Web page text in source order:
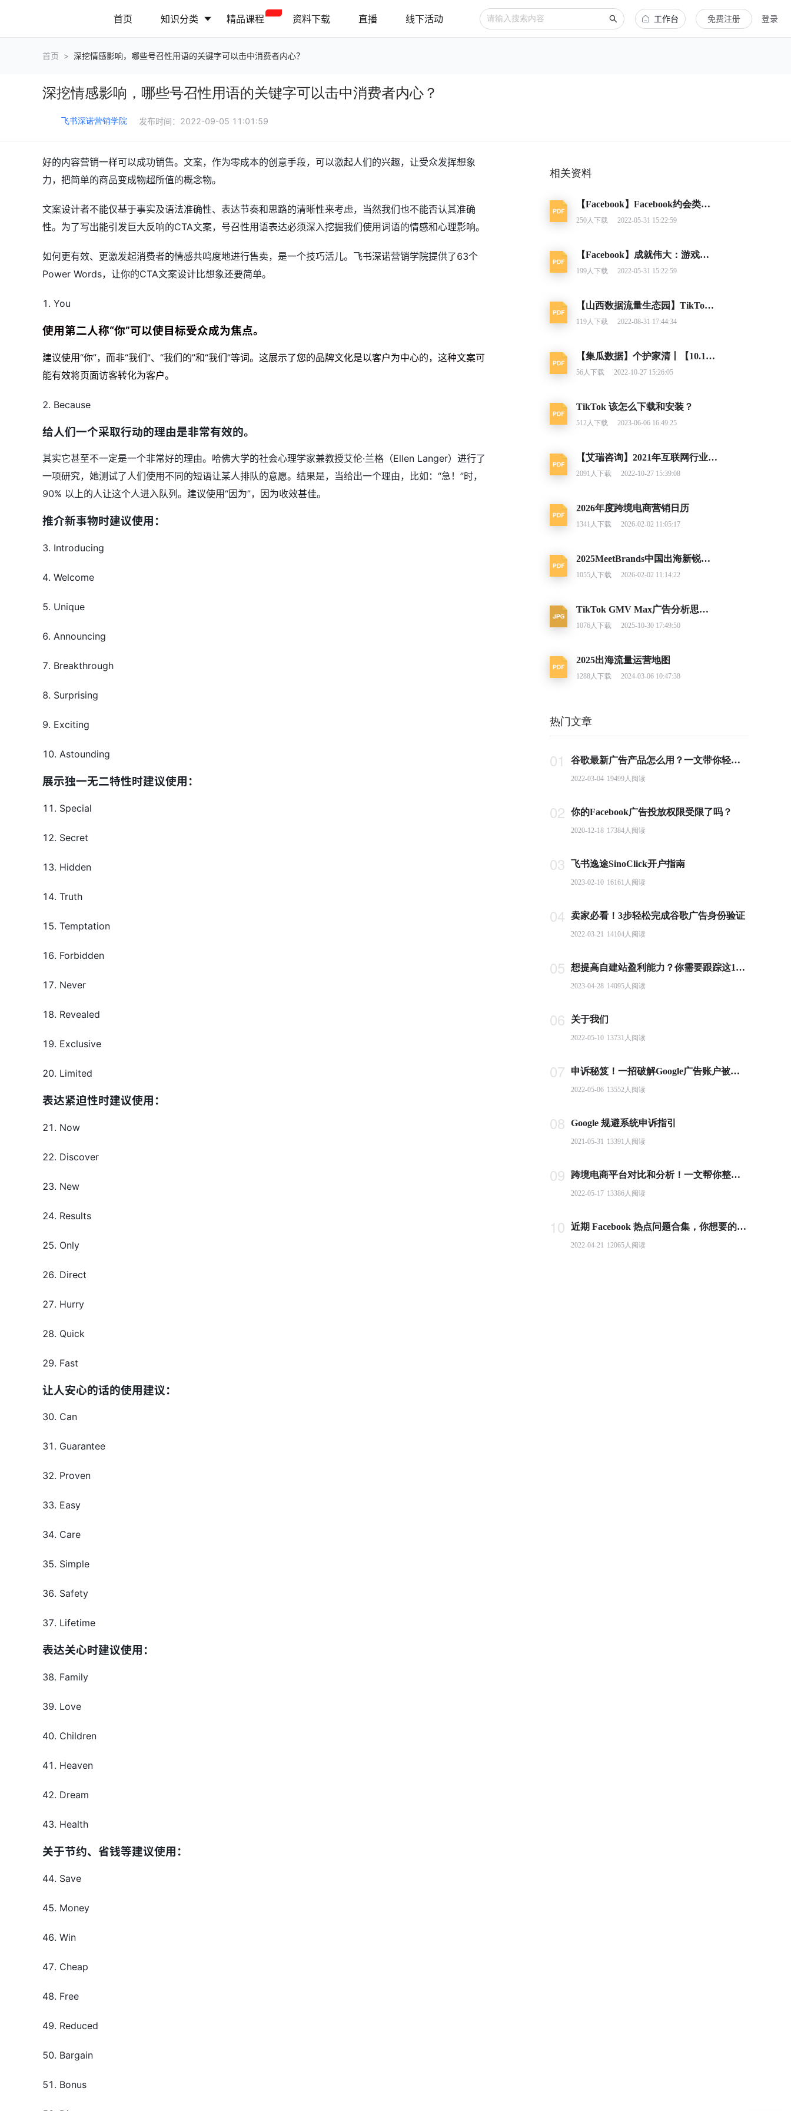
首页 知识分类
营销推广 网站运营
精品课程 资料下载 直播 线下活动 工作台 免费注册 登录
首页 > 深挖情感影响，哪些号召性用语的关键字可以击中消费者内心？
深挖情感影响，哪些号召性用语的关键字可以击中消费者内心？
飞书深诺营销学院 发布时间： 2022-09-05 11:01:59
好的内容营销一样可以成功销售。文案，作为零成本的创意手段，可以激起人们的兴趣，让受众发挥想象
力，把简单的商品变成物超所值的概念物。
文案设计者不能仅基于事实及语法准确性、表达节奏和思路的清晰性来考虑，当然我们也不能否认其准确
性。为了写出能引发巨大反响的CTA文案，号召性用语表达必须深入挖掘我们使用词语的情感和心理影响。
如何更有效、更激发起消费者的情感共鸣度地进行售卖，是一个技巧活儿。飞书深诺营销学院提供了63个
Power Words，让你的CTA文案设计比想象还要简单。
1. You
使用第二人称“你”可以使目标受众成为焦点。
建议使用“你”，而非“我们”、“我们的”和“我们”等词。这展示了您的品牌文化是以客户为中心的，这种文案可
能有效将页面访客转化为客户。
2. Because
给人们一个采取行动的理由是非常有效的。
其实它甚至不一定是一个非常好的理由。哈佛大学的社会心理学家兼教授艾伦·兰格（Ellen Langer）进行了
一项研究，她测试了人们使用不同的短语让某人排队的意愿。结果是，当给出一个理由，比如：“急！”时，
90% 以上的人让这个人进入队列。建议使用“因为”，因为收效甚佳。
推介新事物时建议使用：
3. Introducing
4. Welcome
5. Unique
6. Announcing
7. Breakthrough
8. Surprising
9. Exciting
10. Astounding
展示独一无二特性时建议使用：
11. Special
12. Secret
13. Hidden
14. Truth
15. Temptation
16. Forbidden
17. Never
18. Revealed
19. Exclusive
20. Limited
表达紧迫性时建议使用：
21. Now
22. Discover
23. New
24. Results
25. Only
26. Direct
27. Hurry
28. Quick
29. Fast
让人安心的话的使用建议：
30. Can
31. Guarantee
32. Proven
33. Easy
34. Care
35. Simple
36. Safety
37. Lifetime
表达关心时建议使用：
38. Family
39. Love
40. Children
41. Heaven
42. Dream
43. Health
关于节约、省钱等建议使用：
44. Save
45. Money
46. Win
47. Cheap
48. Free
49. Reduced
50. Bargain
51. Bonus
相关资料
【Facebook】Facebook约会类应用营销指南
250人下载 2022-05-31 15:22:59
【Facebook】成就伟大：游戏类别洞察报告
199人下载 2022-05-31 15:22:59
【山西数据流量生态园】TikTok跨境电商趋势报告
119人下载 2022-08-31 17:44:34
【集瓜数据】个护家清丨【10.17-10.23】抖快品牌电商带货周报
56人下载 2022-10-27 15:26:05
TikTok 该怎么下载和安装？
512人下载 2023-06-06 16:49:25
【艾瑞咨询】2021年互联网行业挑战与机遇白皮书
2091 人下载 2022-10-27 15:39:08
2026年度跨境电商营销日历
1341 人下载 2026-02-02 11:05:17
2025MeetBrands中国出海新锐消费品牌榜单报告
1055人下载 2026-02-02 11:14:22
TikTok GMV Max广告分析思路及调整建议
1076人下载 2025-10-30 17:49:50
2025出海流量运营地图
1288人下载 2024-03-06 10:47:38
热门文章
01 谷歌最新广告产品怎么用？一文带你轻松掌握PMax投放要点
2022-03-04 19499人阅读
02 你的Facebook广告投放权限受限了吗？
2020-12-18 17384人阅读
03 飞书逸途SinoClick开户指南
2023-02-10 16161 人阅读
04 卖家必看！3步轻松完成谷歌广告身份验证
2022-03-21 14104人阅读
05 想提高自建站盈利能力？你需要跟踪这10个基本电商指标
2023-04-28 14095人阅读
06 关于我们
2022-05-10 13731 人阅读
07 申诉秘笈！一招破解Google广告账户被封难题
2022-05-06 13552人阅读
08 Google 规避系统申诉指引
2021-05-31 13391 人阅读
09 跨境电商平台对比和分析！一文帮你整理全球主流电商平台
2022-05-17 13386人阅读
10 近期 Facebook 热点问题合集，你想要的答案都在这里！
2022-04-21 12065人阅读